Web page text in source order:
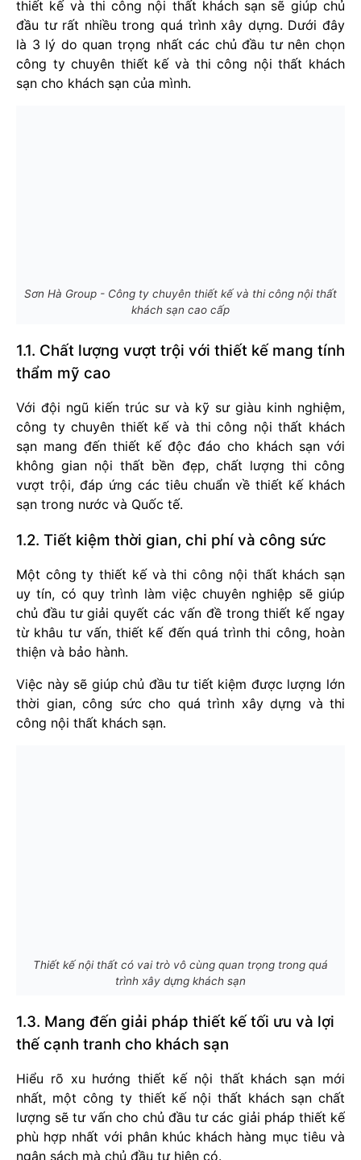
thiết kế và thi công nội thất khách sạn sẽ giúp chủ
đầu tư rất nhiều trong quá trình xây dựng. Dưới đây
là 3 lý do quan trọng nhất các chủ đầu tư nên chọn
công ty chuyên thiết kế và thi công nội thất khách
sạn cho khách sạn của mình.
Sơn Hà Group - Công ty chuyên thiết kế và thi công nội thất
khách sạn cao cấp
1.1. Chất lượng vượt trội với thiết kế mang tính
thẩm mỹ cao
Với đội ngũ kiến trúc sư và kỹ sư giàu kinh nghiệm,
công ty chuyên thiết kế và thi công nội thất khách
sạn mang đến thiết kế độc đáo cho khách sạn với
không gian nội thất bền đẹp, chất lượng thi công
vượt trội, đáp ứng các tiêu chuẩn về thiết kế khách
sạn trong nước và Quốc tế.
1.2. Tiết kiệm thời gian, chi phí và công sức
Một công ty thiết kế và thi công nội thất khách sạn
uy tín, có quy trình làm việc chuyên nghiệp sẽ giúp
chủ đầu tư giải quyết các vấn đề trong thiết kế ngay
từ khâu tư vấn, thiết kế đến quá trình thi công, hoàn
thiện và bảo hành.
Việc này sẽ giúp chủ đầu tư tiết kiệm được lượng lớn
thời gian, công sức cho quá trình xây dựng và thi
công nội thất khách sạn.
Thiết kế nội thất có vai trò vô cùng quan trọng trong quá
trình xây dựng khách sạn
1.3. Mang đến giải pháp thiết kế tối ưu và lợi
thế cạnh tranh cho khách sạn
Hiểu rõ xu hướng thiết kế nội thất khách sạn mới
nhất, một công ty thiết kế nội thất khách sạn chất
lượng sẽ tư vấn cho chủ đầu tư các giải pháp thiết kế
phù hợp nhất với phân khúc khách hàng mục tiêu và
ngân sách mà chủ đầu tư hiện có.